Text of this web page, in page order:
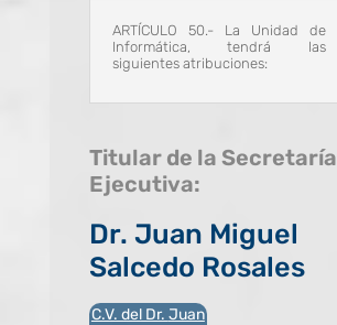
ARTÍCULO 50.- La Unidad de
Informática, tendrá las
siguientes atribuciones:
Titular de la Secretaría
Ejecutiva:
Dr. Juan Miguel
Salcedo Rosales
C.V. del Dr. Juan